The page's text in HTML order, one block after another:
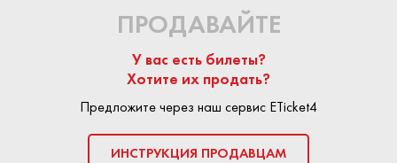
ПРОДАВАЙТЕ
У вас есть билеты?
Хотите их продать?
Предложите через наш сервис ETicket4
ИНСТРУКЦИЯ ПРОДАВЦАМ